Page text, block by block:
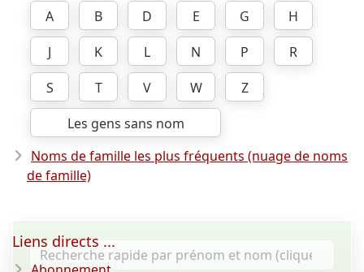
A
B D E G
H
J
K L N P
R
S
T V W
Z
Les gens sans nom
Noms de famille les plus fréquents (nuage de noms
de famille)
Liens directs ...